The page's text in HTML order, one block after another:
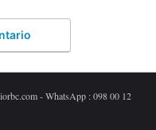
- WhatsApp : 098 00 12